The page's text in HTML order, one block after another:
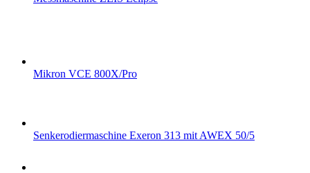
Mikron VCE 800X/Pro
Senkerodiermaschine Exeron 313 mit AWEX 50/5